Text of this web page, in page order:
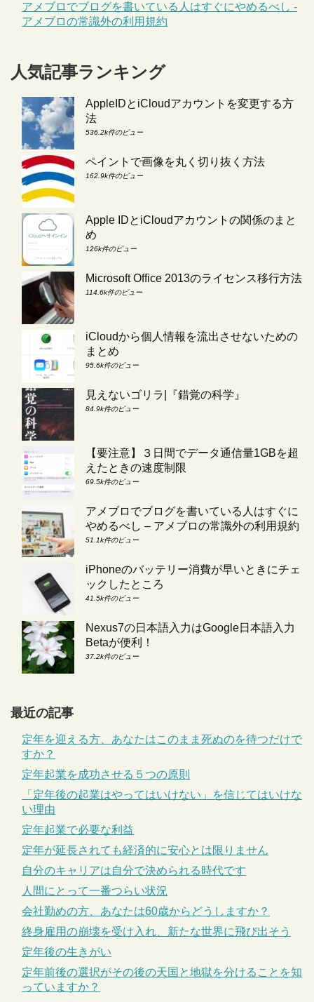
アメブロでブログを書いている人はすぐにやめるべし -
アメブロの常識外の利用規約
人気記事ランキング
AppleIDとiCloudアカウントを変更する方
法
536.2k件のビュー
ペイントで画像を丸く切り抜く方法
162.9k件のビュー
Apple IDとiCloudアカウントの関係のまと
め
126k件のビュー
Microsoft Office 2013のライセンス移行方法
114.6k件のビュー
iCloudから個人情報を流出させないための
まとめ
95.6k件のビュー
見えないゴリラ|『錯覚の科学』
84.9k件のビュー
【要注意】３日間でデータ通信量1GBを超
えたときの速度制限
69.5k件のビュー
アメブロでブログを書いている人はすぐに
やめるべし – アメブロの常識外の利用規約
51.1k件のビュー
iPhoneのバッテリー消費が早いときにチェ
ックしたところ
41.5k件のビュー
Nexus7の日本語入力はGoogle日本語入力
Betaが便利！
37.2k件のビュー
最近の記事
定年を迎える方、あなたはこのまま死ぬのを待つだけで
すか？
定年起業を成功させる５つの原則
「定年後の起業はやってはいけない」を信じてはいけな
い理由
定年起業で必要な利益
定年が延長されても経済的に安心とは限りません
自分のキャリアは自分で決められる時代です
人間にとって一番つらい状況
会社勤めの方、あなたは60歳からどうしますか？
終身雇用の崩壊を受け入れ、新たな世界に飛び出そう
定年後の生きがい
定年前後の選択がその後の天国と地獄を分けることを知
っていますか？